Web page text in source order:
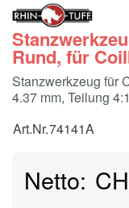
Rund, für
Stanzwerkzeug für
4.37 mm, Teilung
Art.Nr.74141A